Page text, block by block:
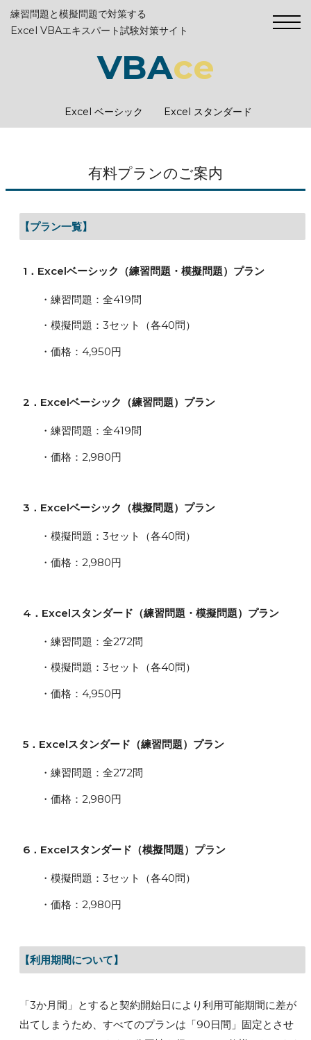
練習問題と模擬問題で対策する
Excel VBAエキスパート試験対策サイト
VBAce
Excel ベーシック Excel スタンダード
有料プランのご案内
【プラン一覧】
1．Excelベーシック（練習問題・模擬問題）プラン
・練習問題：全419問
・模擬問題：3セット（各40問）
・価格：4,950円
2．Excelベーシック（練習問題）プラン
・練習問題：全419問
・価格：2,980円
3．Excelベーシック（模擬問題）プラン
・模擬問題：3セット（各40問）
・価格：2,980円
4．Excelスタンダード（練習問題・模擬問題）プラン
・練習問題：全272問
・模擬問題：3セット（各40問）
・価格：4,950円
5．Excelスタンダード（練習問題）プラン
・練習問題：全272問
・価格：2,980円
6．Excelスタンダード（模擬問題）プラン
・模擬問題：3セット（各40問）
・価格：2,980円
【利用期間について】
「3か月間」とすると契約開始日により利用可能期間に差が
出てしまうため、すべてのプランは「90日間」固定とさせ